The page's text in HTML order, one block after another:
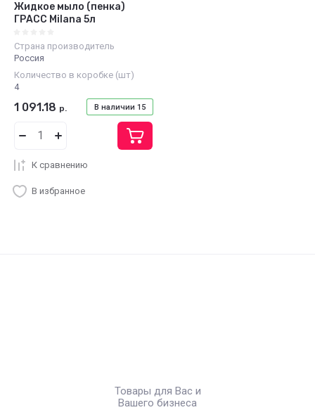
Жидкое мыло (пенка)
ГРАСС Milana 5л
Страна производитель
Россия
Количество в коробке (шт)
4
В наличии 15
1 091.18 р.
К сравнению
В избранное
Товары для Вас и
Вашего бизнеса